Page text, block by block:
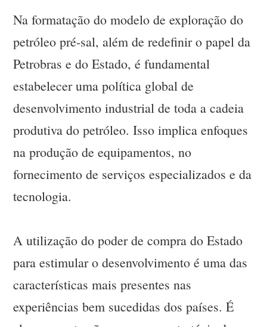
Na formatação do modelo de exploração do
petróleo pré-sal, além de redefinir o papel da
Petrobras e do Estado, é fundamental
estabelecer uma política global de
desenvolvimento industrial de toda a cadeia
produtiva do petróleo. Isso implica enfoques
na produção de equipamentos, no
fornecimento de serviços especializados e da
tecnologia.
A utilização do poder de compra do Estado
para estimular o desenvolvimento é uma das
características mais presentes nas
experiências bem sucedidas dos países. É